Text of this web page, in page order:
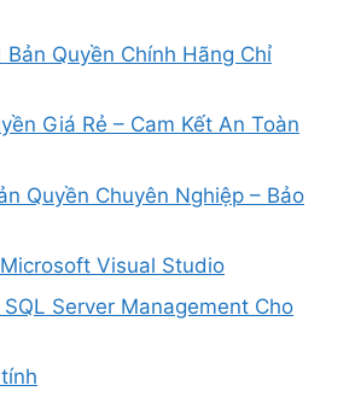
Bản Quyền Chính Hãng Chỉ
Giá Rẻ – Cam Kết An Toàn
Quyền Chuyên Nghiệp – Bảo
Visual Studio
Server Management Cho